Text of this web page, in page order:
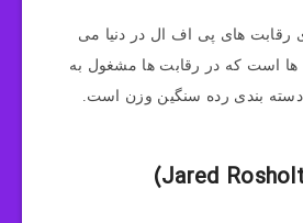
رقابت های پی اف ال در دنیا می
ها است که در رقابت ها مشغول به
دسته بندی رده سنگین وزن است.